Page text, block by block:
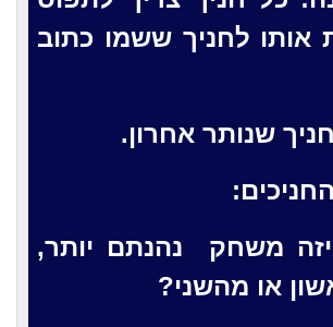
אותו לחניך ששמו כתוב
שנותר אחרון.
משחק
נהנתם יותר,
או מהשני?